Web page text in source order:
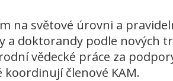
na světové úrovni a
a doktorandy podle nových
vědecké práce za
členové KAM.